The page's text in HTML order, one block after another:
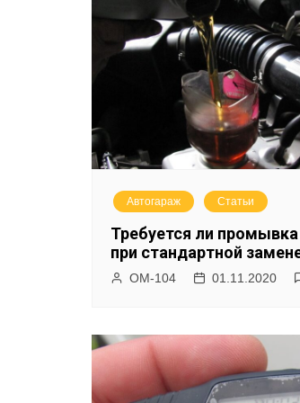
Автогараж Статьи
Требуется ли промывка
при стандартной
ОМ-104 01.11.2020